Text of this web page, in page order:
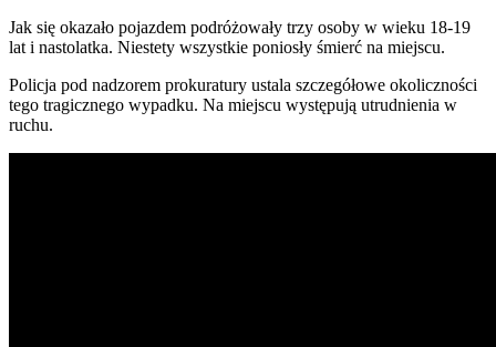
Jak się okazało pojazdem podróżowały trzy osoby w wieku 18-19
lat i nastolatka. Niestety wszystkie poniosły śmierć na miejscu.
Policja pod nadzorem prokuratury ustala szczegółowe okoliczności
tego tragicznego wypadku. Na miejscu występują utrudnienia w
ruchu.